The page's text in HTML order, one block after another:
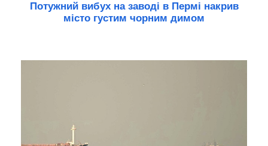
Потужний вибух на заводі в Пермі накрив
місто густим чорним димом